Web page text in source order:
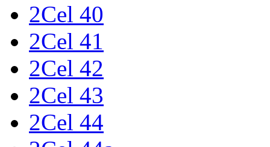
2Cel 40
2Cel 41
2Cel 42
2Cel 43
2Cel 44